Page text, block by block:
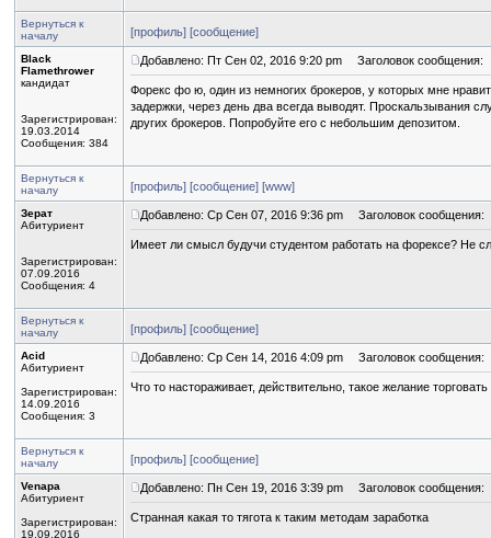
Вернуться к
началу
[профиль] [сообщение]
Black
Flamethrower
кандидат
Зарегистрирован:
19.03.2014
Сообщения: 384
Добавлено: Пт Сен 02, 2016 9:20 pm Заголовок сообщения:
Форекс фо ю, один из немногих брокеров, у которых мне
задержки, через день два всегда выводят. Проскальзывания
других брокеров. Попробуйте его с небольшим депозитом.
Вернуться к
началу
[профиль] [сообщение] [www]
Зерат
Абитуриент
Зарегистрирован:
07.09.2016
Сообщения: 4
Добавлено: Ср Сен 07, 2016 9:36 pm Заголовок сообщения:
Имеет ли смысл будучи студентом работать на форексе? Не
Вернуться к
началу
[профиль] [сообщение]
Acid
Абитуриент
Зарегистрирован:
14.09.2016
Сообщения: 3
Добавлено: Ср Сен 14, 2016 4:09 pm Заголовок сообщения:
Что то настораживает, действительно, такое желание
Вернуться к
началу
[профиль] [сообщение]
Venapa
Абитуриент
Зарегистрирован:
19.09.2016
Добавлено: Пн Сен 19, 2016 3:39 pm Заголовок сообщения:
Странная какая то тягота к таким методам заработка